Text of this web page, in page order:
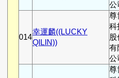
公
014
幸運麟((LUCKY
QILIN))
尊
科
股
有
公
尊